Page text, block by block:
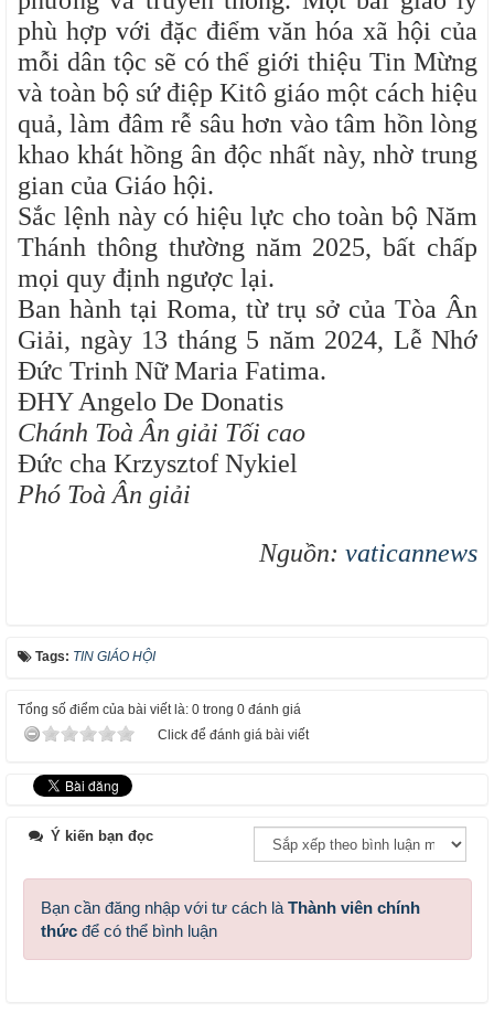
phù hợp với đặc điểm văn hóa xã hội của
mỗi dân tộc sẽ có thể giới thiệu Tin Mừng
và toàn bộ sứ điệp Kitô giáo một cách hiệu
quả, làm đâm rễ sâu hơn vào tâm hồn lòng
khao khát hồng ân độc nhất này, nhờ trung
gian của Giáo hội.
Sắc lệnh này có hiệu lực cho toàn bộ Năm
Thánh thông thường năm 2025, bất chấp
mọi quy định ngược lại.
Ban hành tại Roma, từ trụ sở của Tòa Ân
Giải, ngày 13 tháng 5 năm 2024, Lễ Nhớ
Đức Trinh Nữ Maria Fatima.
ĐHY Angelo De Donatis
Chánh Toà Ân giải Tối cao
Đức cha Krzysztof Nykiel
Phó Toà Ân giải
Nguồn: vaticannews
Tags: TIN GIÁO HỘI
Tổng số điểm của bài viết là: 0 trong 0 đánh giá
Click để đánh giá bài viết
Ý kiến bạn đọc
Bạn cần đăng nhập với tư cách là Thành viên chính
thức để có thể bình luận